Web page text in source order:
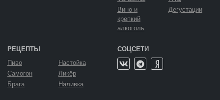
Вино и
крепкий
алкоголь
Дегустации
РЕЦЕПТЫ
Пиво
Самогон
Брага
Настойка
Ликёр
Наливка
СОЦСЕТИ